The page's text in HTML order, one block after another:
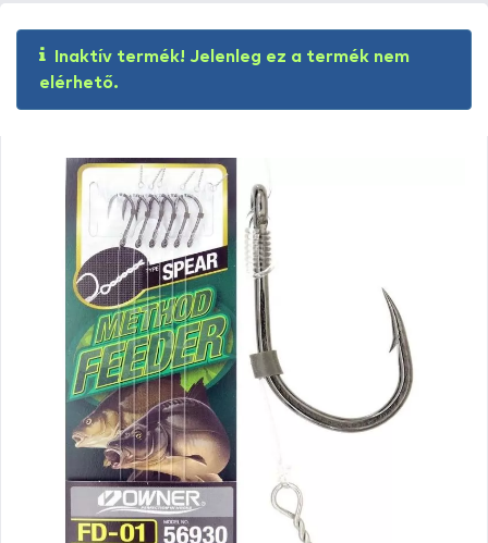
Inaktív termék! Jelenleg ez a termék nem
elérhető.